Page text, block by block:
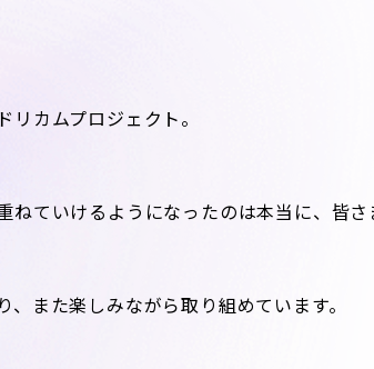
カムプロジェクト。
ていけるようになったのは本当に、皆
また楽しみながら取り組めています。